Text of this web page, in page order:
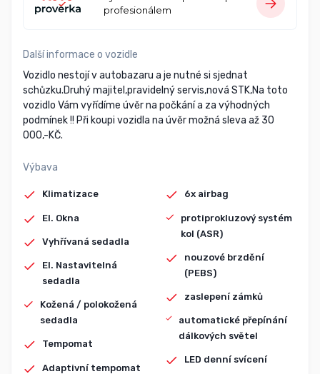
profesionálem
Další informace o vozidle
Vozidlo nestojí v autobazaru a je nutné si sjednat
schůzku.Druhý majitel,pravidelný servis,nová STK,Na toto
vozidlo Vám vyřídíme úvěr na počkání a za výhodných
podmínek !! Při koupi vozidla na úvěr možná sleva až 30
000,-KČ.
Výbava
Klimatizace
El. Okna
Vyhřívaná sedadla
El. Nastavitelná
sedadla
Kožená / polokožená
sedadla
Tempomat
Adaptivní tempomat
6x airbag
protiprokluzový systém
kol (ASR)
nouzové brzdění
(PEBS)
zaslepení zámků
automatické přepínání
dálkových světel
LED denní svícení